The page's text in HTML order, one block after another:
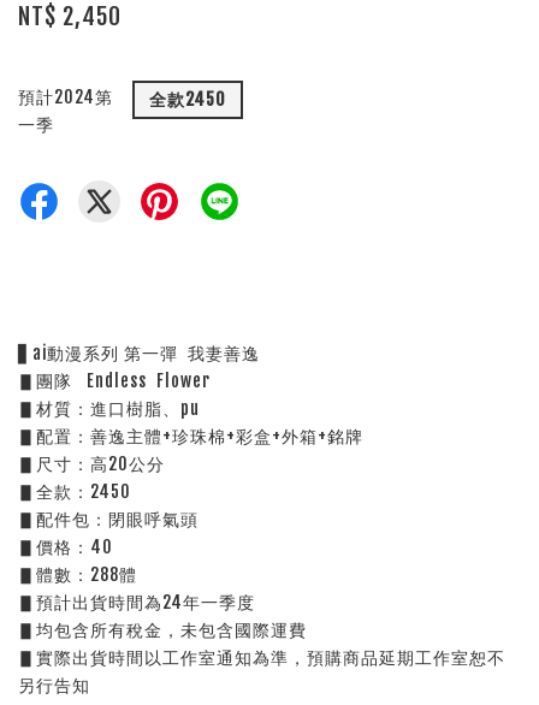
NT$ 2,450
預計2024第
一季
全款2450
▋ai動漫系列 第一彈  我妻善逸
▋團隊   Endless  Flower
▋材質：進口樹脂、pu
▋配置：善逸主體+珍珠棉+彩盒+外箱+銘牌
▋尺寸：高20公分
▋全款：2450
▋配件包：閉眼呼氣頭
▋價格：40
▋體數：288體
▋預計出貨時間為24年一季度
▋均包含所有稅金，未包含國際運費
▋實際出貨時間以工作室通知為準，預購商品延期工作室恕不
另行告知